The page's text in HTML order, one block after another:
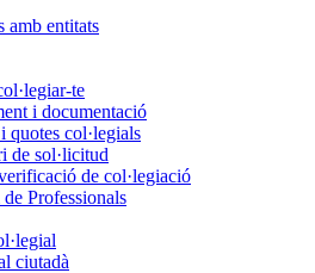
amb entitats
te
i documentació
quotes col·legials
de sol·licitud
de col·legiació
Professionals
ciutadà